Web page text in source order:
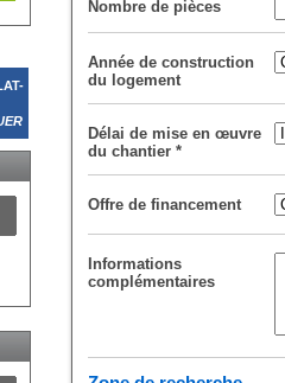
Nombre de pièces
Année de construction
du logement
Délai de mise en œuvre
du chantier *
Offre de financement
Informations
complémentaires